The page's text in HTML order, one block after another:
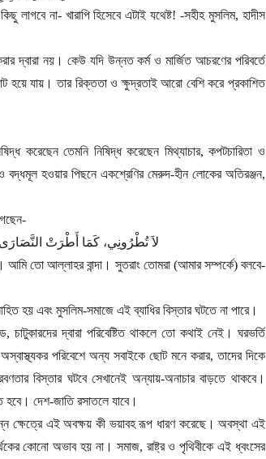
লাগবে না- খারাপি হিসেবে এটাই যথেষ্ট!-সহীহ মুসলিম, হাদীস
দ্বারা নয়। কেউ যদি উন্নত কর্ম ও মার্জিত আচরণের পরিবর্তে
হয়ে যায়। তার রিক্ততা ও ক্ষুদ্রতাই আরো বেশি করে প্রকাশিত
করেছেন তেমনি নিষিদ্ধ করেছেন মিথ্যাচার,কপটচারিতা ও
হওয়ার পিছনে একশ্রেণির মেরুদ-হীন লোকের অতিরঞ্জন,
-
لاَ تُطْرُونِي، كَمَا أَطْرَتْ النَّصَارَى
আমি তো আল্লাহর বান্দা। সুতরাং তোমরা (আমার সম্পর্কে) বলবে-
হয় এবং মুসলিম-সমাজে এই ব্যাধির বিস্তার ঘটতে না পারে।
, চাটুকারদের দ্বারা পরিবেষ্টিত থাকলে তো কথাই নেই। ঘরভর্তি
পরিবেশে অন্য সবাইকে ছোট মনে করার,তাদের দিকে
বিস্তার ঘটবে সেখানেই অন্যায়-অনাচার বাড়তে থাকবে।
দেশ-জাতি রসাতলে যাবে।
ক্ষেত্রে এই অবক্ষয় কী ভয়াবহ রূপ ধারণ করেছে। অবস্থা এই
কোনো অভাব হয় না। সমাজ, রাষ্ট্র ও পৃথিবীকে এই ধ্বংসের